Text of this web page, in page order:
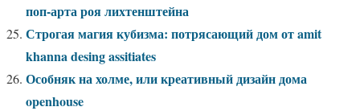
поп-арта роя лихтенштейна
Строгая магия кубизма: потрясающий дом от amit
khanna desing assitiates
Особняк на холме, или креативный дизайн дома
openhouse